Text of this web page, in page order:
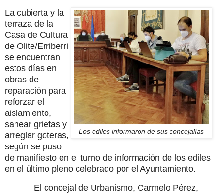
Los ediles informaron de sus concejalías
La cubierta y la
terraza de la
Casa de Cultura
de Olite/Erriberri
se encuentran
estos días en
obras de
reparación para
reforzar el
aislamiento,
sanear grietas y
arreglar goteras,
según se puso
de manifiesto en el turno de información de los ediles
en el último pleno celebrado por el Ayuntamiento.
El concejal de Urbanismo, Carmelo Pérez,